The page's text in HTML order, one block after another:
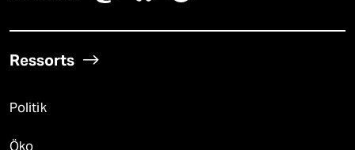
Ressorts
Politik
Öko